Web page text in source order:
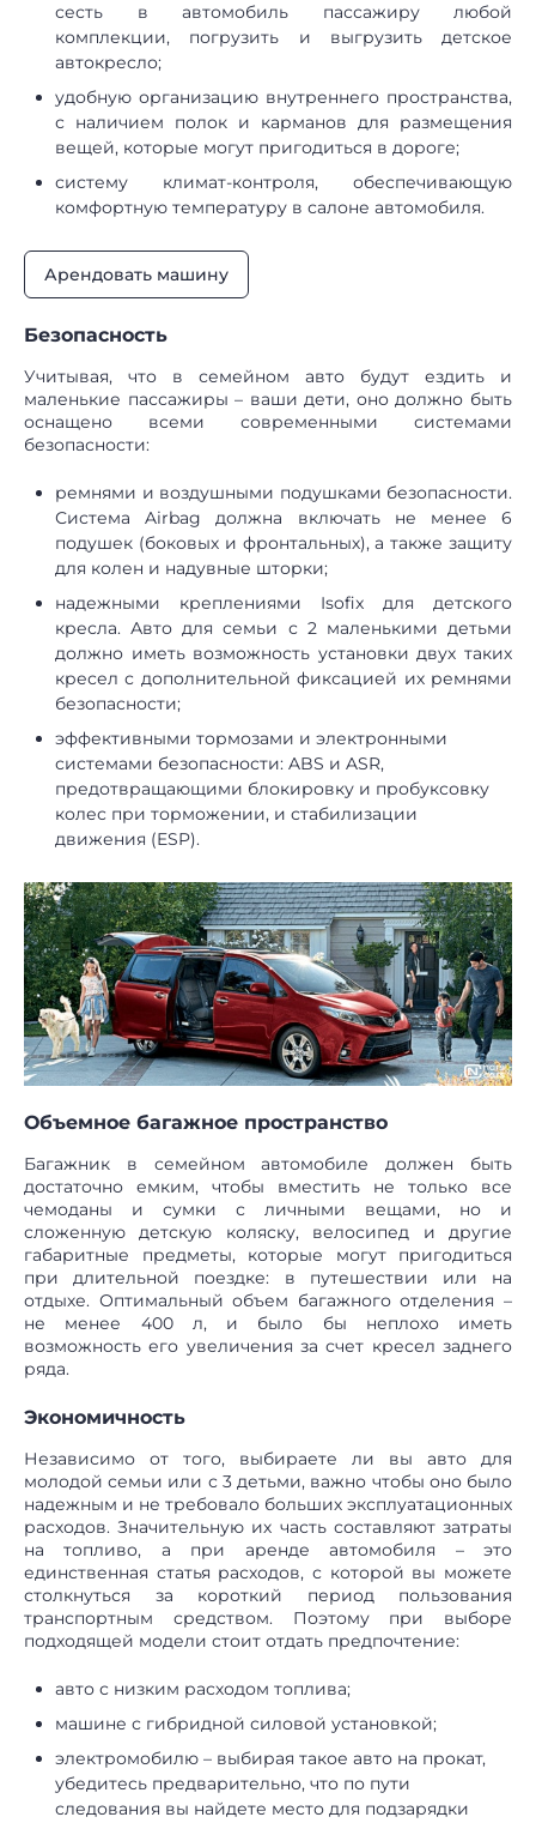
сесть в автомобиль пассажиру любой
комплекции, погрузить и выгрузить детское
автокресло;
удобную организацию внутреннего пространства,
с наличием полок и карманов для размещения
вещей, которые могут пригодиться в дороге;
систему климат-контроля, обеспечивающую
комфортную температуру в салоне автомобиля.
Арендовать машину
Безопасность
Учитывая, что в семейном авто будут ездить и
маленькие пассажиры – ваши дети, оно должно быть
оснащено всеми современными системами
безопасности:
ремнями и воздушными подушками безопасности.
Система Airbag должна включать не менее 6
подушек (боковых и фронтальных), а также защиту
для колен и надувные шторки;
надежными креплениями Isofix для детского
кресла. Авто для семьи с 2 маленькими детьми
должно иметь возможность установки двух таких
кресел с дополнительной фиксацией их ремнями
безопасности;
эффективными тормозами и электронными
системами безопасности: ABS и ASR,
предотвращающими блокировку и пробуксовку
колес при торможении, и стабилизации
движения (ESP).
Объемное багажное пространство
Багажник в семейном автомобиле должен быть
достаточно емким, чтобы вместить не только все
чемоданы и сумки с личными вещами, но и
сложенную детскую коляску, велосипед и другие
габаритные предметы, которые могут пригодиться
при длительной поездке: в путешествии или на
отдыхе. Оптимальный объем багажного отделения –
не менее 400 л, и было бы неплохо иметь
возможность его увеличения за счет кресел заднего
ряда.
Экономичность
Независимо от того, выбираете ли вы авто для
молодой семьи или с 3 детьми, важно чтобы оно было
надежным и не требовало больших эксплуатационных
расходов. Значительную их часть составляют затраты
на топливо, а при аренде автомобиля – это
единственная статья расходов, с которой вы можете
столкнуться за короткий период пользования
транспортным средством. Поэтому при выборе
подходящей модели стоит отдать предпочтение:
авто с низким расходом топлива;
машине с гибридной силовой установкой;
электромобилю – выбирая такое авто на прокат,
убедитесь предварительно, что по пути
следования вы найдете место для подзарядки